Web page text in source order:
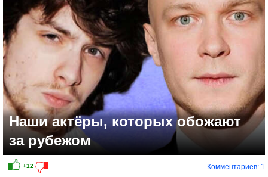
Наши актёры, которых обожают
за рубежом
Комментариев: 1